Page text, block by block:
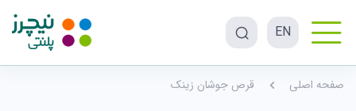
EN
صفحه اصلی قرص جوشان زینک